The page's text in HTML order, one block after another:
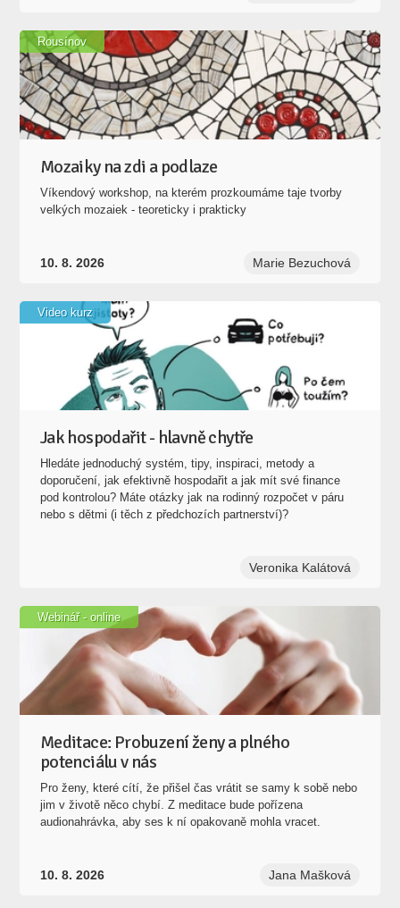
Mozaiky na zdi a podlaze
Víkendový workshop, na kterém prozkoumáme taje tvorby
velkých mozaiek - teoreticky i prakticky
10. 8. 2026 Marie Bezuchová
Rousínov
Jak hospodařit - hlavně chytře
Hledáte jednoduchý systém, tipy, inspiraci, metody a
doporučení, jak efektivně hospodařit a jak mít své finance
pod kontrolou? Máte otázky jak na rodinný rozpočet v páru
nebo s dětmi (i těch z předchozích partnerství)?
Veronika Kalátová
Video kurz
Meditace: Probuzení ženy a plného
potenciálu v nás
Pro ženy, které cítí, že přišel čas vrátit se samy k sobě nebo
jim v životě něco chybí. Z meditace bude pořízena
audionahrávka, aby ses k ní opakovaně mohla vracet.
10. 8. 2026 Jana Mašková
Webinář - online